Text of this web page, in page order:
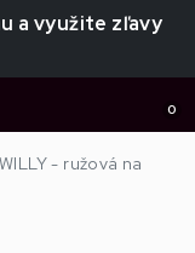
a využite zľavy
0
- ružová na